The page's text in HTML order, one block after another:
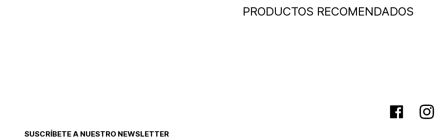
PRODUCTOS RECOMENDADOS
SUSCRÍBETE A NUESTRO NEWSLETTER